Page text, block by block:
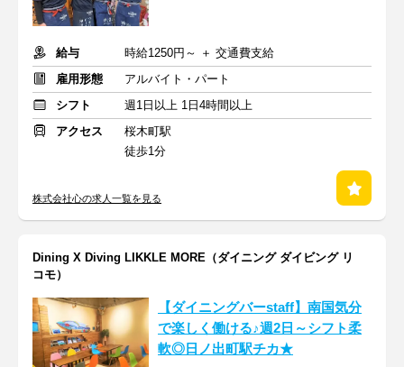
給与
時給1250円～ ＋ 交通費支給
雇用形態
アルバイト・パート
シフト
週1日以上 1日4時間以上
アクセス
桜木町駅
徒歩1分
株式会社心の求人一覧を見る
Dining X Diving LIKKLE MORE（ダイニング ダイビング リ
コモ）
【ダイニングバーstaff】南国気分
で楽しく働ける♪週2日～シフト柔
軟◎日ノ出町駅チカ★